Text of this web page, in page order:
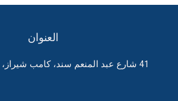
العنوان
41 شارع عبد المنعم سند، كامب شيراز، الاسكندرية، مصر